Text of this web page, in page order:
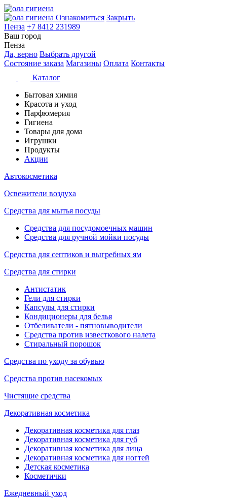
Ознакомиться Закрыть
Пенза +7 8412 231989
Ваш город
Пенза
Да, верно Выбрать другой
Состояние заказа Магазины Оплата Контакты
Каталог
Бытовая химия
Красота и уход
Парфюмерия
Гигиена
Товары для дома
Игрушки
Продукты
Акции
Автокосметика
Освежители воздуха
Средства для мытья посуды
Средства для посудомоечных машин
Средства для ручной мойки посуды
Средства для септиков и выгребных ям
Средства для стирки
Антистатик
Гели для стирки
Капсулы для стирки
Кондиционеры для белья
Отбеливатели - пятновыводители
Средства против известкового налета
Стиральный порошок
Средства по уходу за обувью
Средства против насекомых
Чистящие средства
Декоративная косметика
Декоративная косметика для глаз
Декоративная косметика для губ
Декоративная косметика для лица
Декоративная косметика для ногтей
Детская косметика
Косметички
Ежедневный уход